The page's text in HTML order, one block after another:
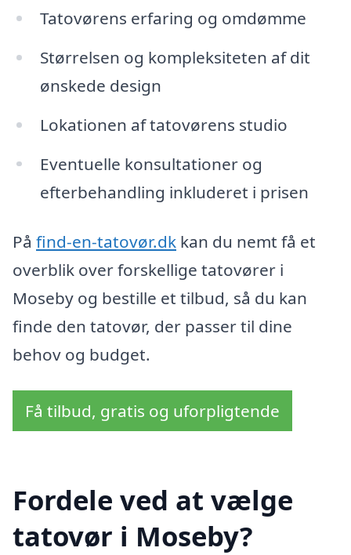
Tatovørens erfaring og omdømme
Størrelsen og kompleksiteten af dit
ønskede design
Lokationen af tatovørens studio
Eventuelle konsultationer og
efterbehandling inkluderet i prisen
På find-en-tatovør.dk kan du nemt få et
overblik over forskellige tatovører i
Moseby og bestille et tilbud, så du kan
finde den tatovør, der passer til dine
behov og budget.
Få tilbud, gratis og uforpligtende
Fordele ved at vælge
tatovør i Moseby?